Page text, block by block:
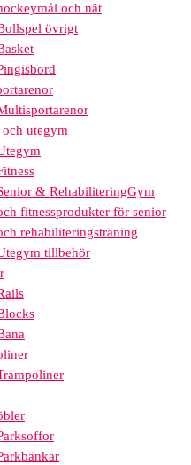
och nät
övrigt
och utegym
& RehabiliteringGym
fitnessprodukter för senior
rehabiliteringsträning
tillbehör